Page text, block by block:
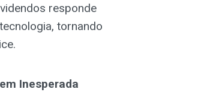
responde
tornando
Inesperada